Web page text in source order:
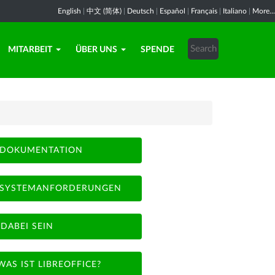
English 中文 (简体) Deutsch Español Français Italiano More...
MITARBEIT ÜBER UNS SPENDE
DOKUMENTATION
SYSTEMANFORDERUNGEN
DABEI SEIN
IST LIBREOFFICE?